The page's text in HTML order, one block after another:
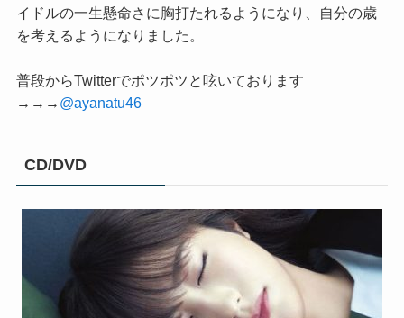
イドルの一生懸命さに胸打たれるようになり、自分の歳
を考えるようになりました。
普段からTwitterでポツポツと呟いております
→→→ @ayanatu46
CD/DVD